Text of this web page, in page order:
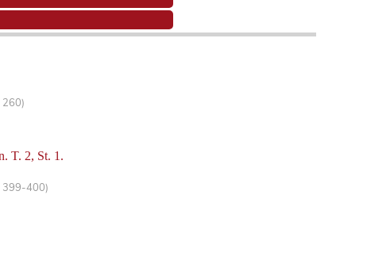
260)
T. 2, St. 1.
399-400)